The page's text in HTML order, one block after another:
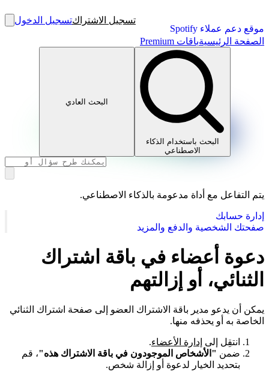
موقع دعم عملاء Spotify
تسجيل الاشتراكتسجيل الدخول
الصفحة الرئيسيةباقات Premium
البحث باستخدام الذكاء
الاصطناعي
البحث العادي
يتم التفاعل مع أداة مدعومة بالذكاء الاصطناعي.
إدارة حسابك
صفحتك الشخصية والدفع والمزيد
دعوة أعضاء في باقة اشتراك
الثنائي، أو إزالتهم
يمكن أن يدعو مدير باقة الاشتراك العضو إلى صفحة اشتراك الثنائي
الخاصة به أو يحذفه منها.
انتقِل إلى إدارة الأعضاء.
ضمن "الأشخاص الموجودون في باقة الاشتراك هذه"، قم
بتحديد الخيار لدعوة أو إزالة شخص.